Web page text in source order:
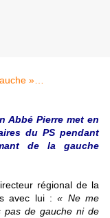
Abbé Pierre met en
du PS pendant
de la gauche
régional de la
avec lui :« Ne me
de gauche ni de